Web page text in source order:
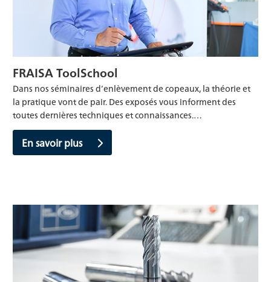
FRAISA ToolSchool
Dans nos séminaires d’enlèvement de copeaux, la théorie et
la pratique vont de pair. Des exposés vous informent des
toutes dernières techniques et connaissances.…
En savoir plus